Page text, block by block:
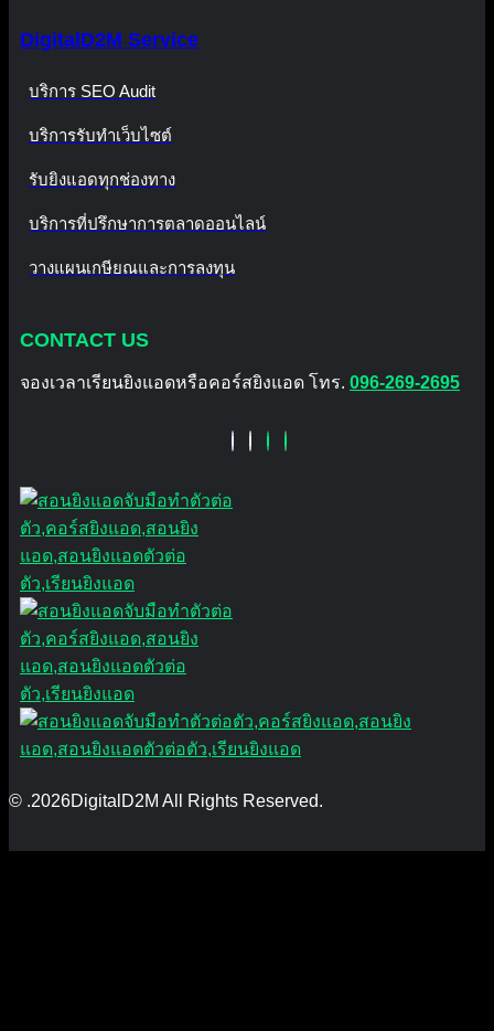
DigitalD2M Service
บริการ SEO Audit
บริการรับทำเว็บไซต์
รับยิงแอดทุกช่องทาง
บริการที่ปรึกษาการตลาดออนไลน์
วางแผนเกษียณและการลงทุน
CONTACT US
จองเวลาเรียนยิงแอดหรือคอร์สยิงแอด โทร. 096-269-2695
© .2026DigitalD2M All Rights Reserved.